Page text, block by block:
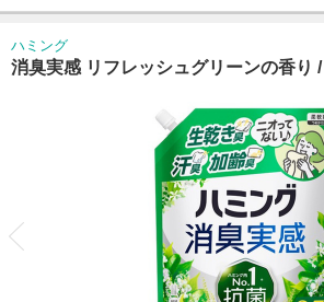
ハミング
消臭実感 リフレッシュグリーンの香り /